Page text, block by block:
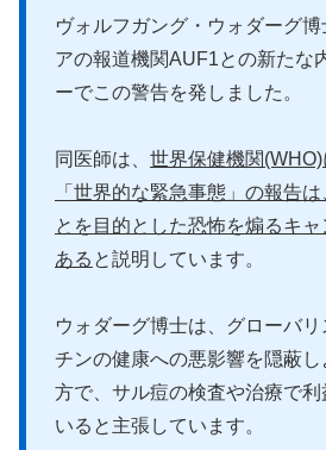
ヴォルフガング・ウォダーグ博
アの報道機関AUF1との新たな
ーでこの警告を発しました。
同医師は、 世界保健機関
「世界的な緊急事態」の報告
とを目的とした恐怖を煽るキ
ある と説明しています。
ウォダーグ博士は、グローバ
チンの健康への悪影響を隠蔽
方で、サル痘の検査や治療で
いると主張しています。